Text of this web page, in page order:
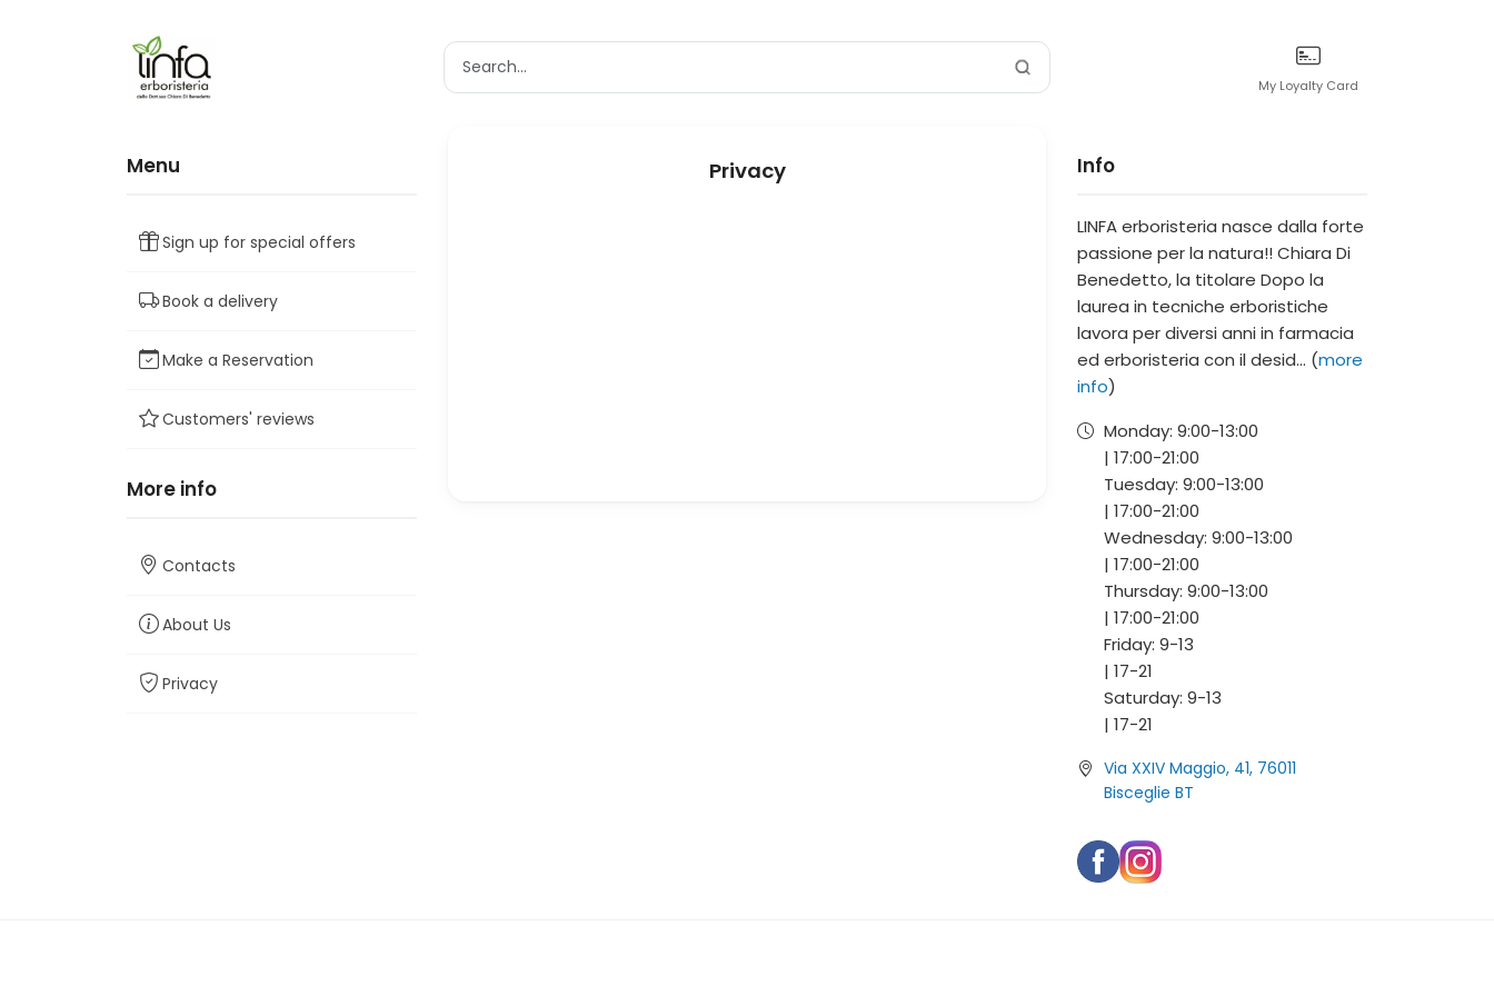
My Loyalty Card
Menu
Sign up for special offers
Book a delivery
Make a Reservation
Customers' reviews
More info
Contacts
About Us
Privacy
Privacy Info
LINFA erboristeria nasce dalla forte
passione per la natura!! Chiara Di
Benedetto, la titolare Dopo la
laurea in tecniche erboristiche
lavora per diversi anni in farmacia
ed erboristeria con il desid... (more
info)
Monday: 9:00-13:00
| 17:00-21:00
Tuesday: 9:00-13:00
| 17:00-21:00
Wednesday: 9:00-13:00
| 17:00-21:00
Thursday: 9:00-13:00
| 17:00-21:00
Friday: 9-13
| 17-21
Saturday: 9-13
| 17-21
Via XXIV Maggio, 41, 76011
Bisceglie BT